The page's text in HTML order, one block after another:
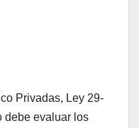
Privadas, Ley 29-
debe evaluar los